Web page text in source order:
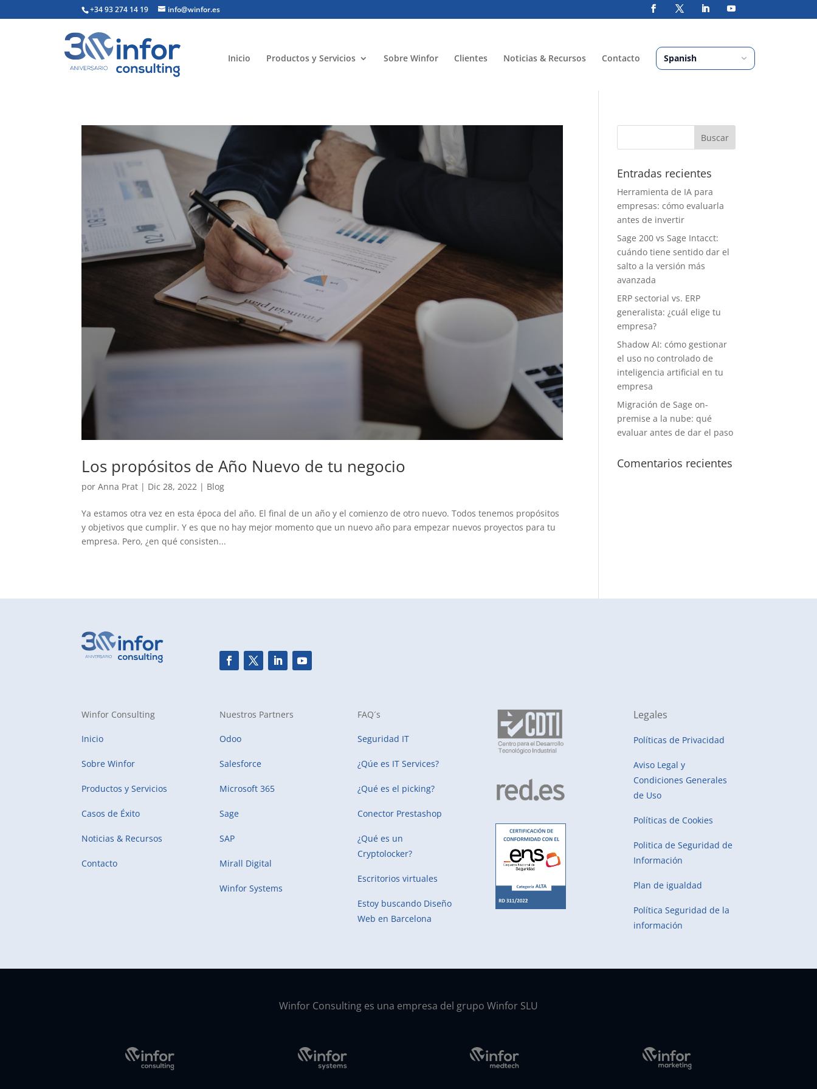
+34 93 274 14 19 info@winfor.es
Inicio Productos y Servicios Sobre Winfor Clientes Noticias & Recursos Contacto
Los propósitos de Año Nuevo de tu negocio
porAnna Prat | Dic 28, 2022 | Blog
Ya estamos otra vez en esta época del año. El final de un año y el comienzo de otro nuevo. Todos tenemos propósitos
y objetivos que cumplir. Y es que no hay mejor momento que un nuevo año para empezar nuevos proyectos para tu
empresa. Pero, ¿en qué consisten...
Entradas recientes
Herramienta de IA para
empresas: cómo evaluarla
antes de invertir
Sage 200 vs Sage Intacct:
cuándo tiene sentido dar el
salto a la versión más
avanzada
ERP sectorial vs. ERP
generalista: ¿cuál elige tu
empresa?
Shadow AI: cómo gestionar
el uso no controlado de
inteligencia artificial en tu
empresa
Migración de Sage on-
premise a la nube: qué
evaluar antes de dar el paso
Comentarios recientes
Winfor Consulting
Inicio
Sobre Winfor
Productos y Servicios
Casos de Éxito
Noticias & Recursos
Contacto
Nuestros Partners
Odoo
Salesforce
Microsoft 365
Sage
SAP
Mirall Digital
Winfor Systems
FAQ´s
Seguridad IT
¿Qúe es IT Services?
¿Qué es el picking?
Conector Prestashop
¿Qué es un
Cryptolocker?
Escritorios virtuales
Estoy buscando Diseño
Web en Barcelona
Legales
Políticas de Privacidad
Aviso Legal y
Condiciones Generales
de Uso
Políticas de Cookies
Politica de Seguridad de
Información
Plan de igualdad
Política Seguridad de la
información
Winfor Consulting es una empresa del grupo Winfor SLU